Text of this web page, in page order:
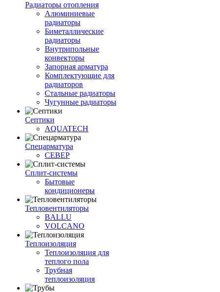
Радиаторы отопления
Алюминиевые
радиаторы
Биметаллические
радиаторы
Внутрипольные
конвекторы
Запорная арматура
Комплектующие для
радиаторов
Стальные радиаторы
Чугунные радиаторы
Септики
AQUATECH
Спецарматура
СЕВЕР
Сплит-системы
Бытовые
кондиционеры
Тепловентиляторы
BALLU
VOLCANO
Теплоизоляция
Теплоизоляция для
теплого пола
Трубная
теплоизоляция